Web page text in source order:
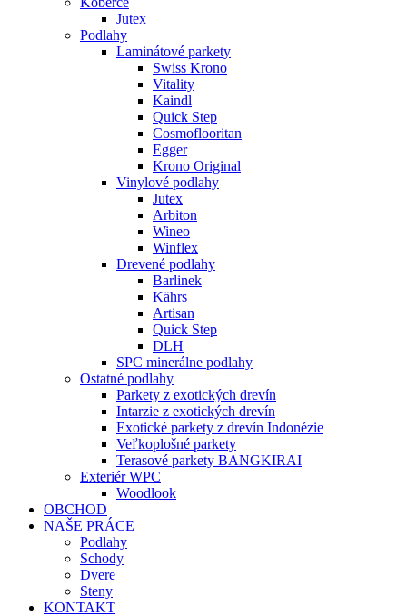
Jutex
Podlahy
Laminátové parkety
Swiss Krono
Vitality
Kaindl
Quick Step
Cosmoflooritan
Egger
Krono Original
Vinylové podlahy
Jutex
Arbiton
Wineo
Winflex
Drevené podlahy
Barlinek
Kährs
Artisan
Quick Step
DLH
SPC minerálne podlahy
Ostatné podlahy
Parkety z exotických drevín
Intarzie z exotických drevín
Exotické parkety z drevín Indonézie
Veľkoplošné parkety
Terasové parkety BANGKIRAI
Exteriér WPC
Woodlook
OBCHOD
NAŠE PRÁCE
Podlahy
Schody
Dvere
Steny
KONTAKT